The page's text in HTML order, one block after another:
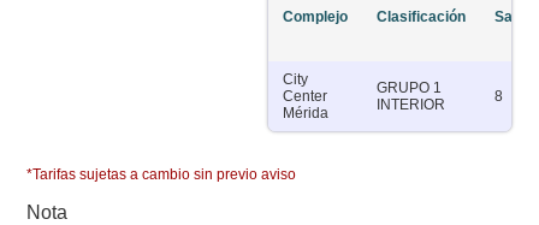
Complejo Clasificación Salas
City
Center
Mérida
GRUPO 1
INTERIOR
8
*Tarifas sujetas a cambio sin previo aviso
Nota